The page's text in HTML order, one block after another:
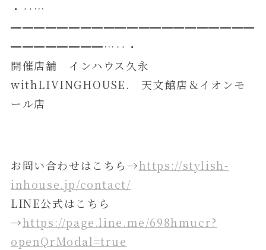
・‥…
━━━━━━━━━━━━━━━━━━━━━
━━━━━━━━…‥・
開催店舗 インハウス久永
withLIVINGHOUSE. 天文館店＆イオンモ
ール店
お問い合わせはこちら→https://stylish-
inhouse.jp/contact/
LINE公式はこちら
→https://page.line.me/698hmucr?
openQrModal=true